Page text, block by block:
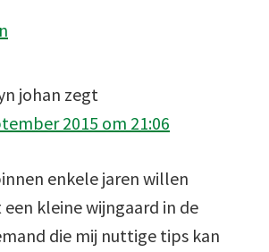
johan zegt
2015 om 21:06
enkele jaren willen
kleine wijngaard in de
die mij nuttige tips kan